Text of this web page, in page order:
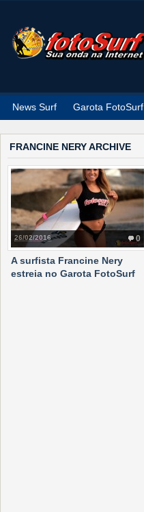
News Surf Garota FotoSurf
FRANCINE NERY ARCHIVE
0
26/02/2016
A surfista Francine Nery
estreia no Garota FotoSurf